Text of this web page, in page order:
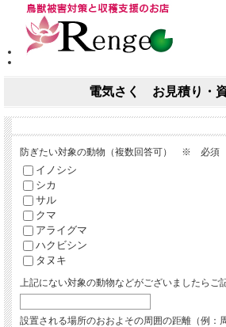
電気さく お見積り・
防ぎたい対象の動物（複数回答可） ※ 必須
イノシシ
シカ
サル
クマ
アライグマ
ハクビシン
タヌキ
上記にない対象の動物などがございましたらご
設置される場所のおおよその周囲の距離（